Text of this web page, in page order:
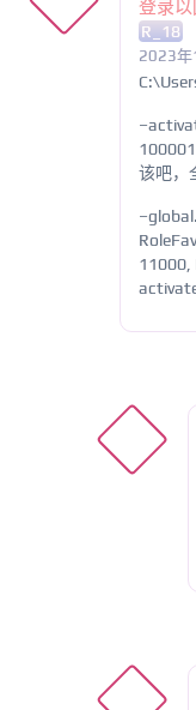
登录以
R_18
2023年
该吧，
11000,